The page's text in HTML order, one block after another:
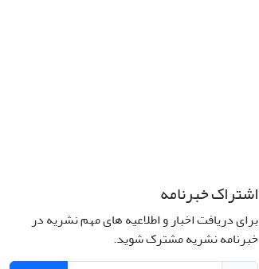
اشتراک خبرنامه
برای دریافت اخبار و اطلاعیه های مهم نشریه در
خبرنامه نشریه مشترک شوید.